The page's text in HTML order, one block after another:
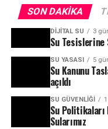
SON DAKIKA
DIJITAL SU 3
Su Tesislerine
SU YASASI 5
Su Kanunu
açıldı
SU GÜVENLIĞI
Su Politikaları
Sularımız